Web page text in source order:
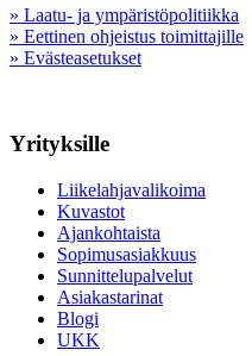
» Laatu- ja ympäristöpolitiikka
» Eettinen ohjeistus toimittajille
» Evästeasetukset
Yrityksille
Liikelahjavalikoima
Kuvastot
Ajankohtaista
Sopimusasiakkuus
Sunnittelupalvelut
Asiakastarinat
Blogi
UKK